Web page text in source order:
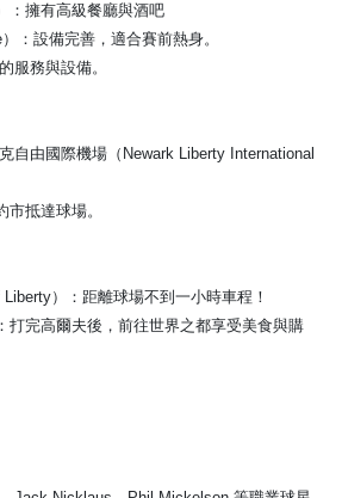
：擁有高級餐廳與酒吧
：設備完善，適合賽前熱身。
服務與設備。
自由國際機場（Newark Liberty International
抵達球場。
）：距離球場不到一小時車程！
打完高爾夫後，前往世界之都享受美食與購